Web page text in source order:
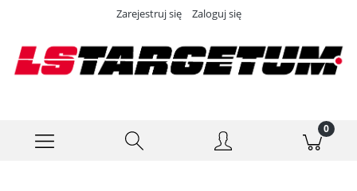
Zarejestruj się Zaloguj się